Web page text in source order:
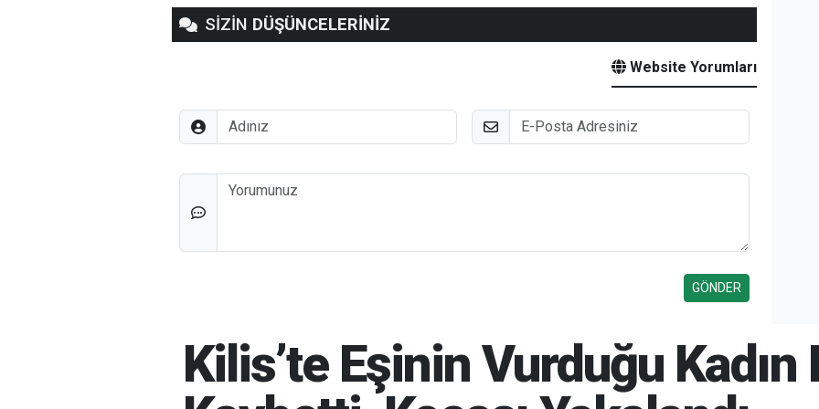
SİZİN DÜŞÜNCELERİNİZ
Website Yorumları
Adınız E-Posta
Düşünceleriniz
Kilis’te Eşinin Vurduğu Kadın